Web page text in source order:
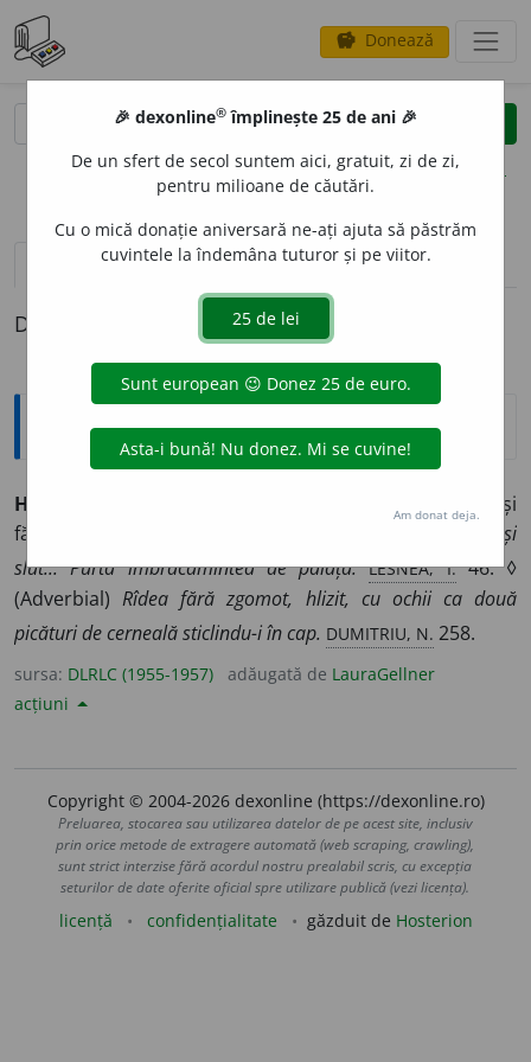
savings Donează
clear
opțiuni
definiții (1)
Definiția cu ID-ul 911725:
Explicative DEX
HLIZ
(Regional, rar) Care rîde mult și
fără rost, prostește; care se schimonosește.
Hlizit și
slut... Purta îmbrăcămintea de paiață. LESNEA, I.46. ◊
(Adverbial)Rîdea fără zgomot, hlizit, cu ochii ca două
picături de cerneală sticlindu-i în cap. DUMITRIU, N. 258.
sursa: DLRLC (1955-1957) adăugată de LauraGellner
acțiuni
Copyright © 2004-2026 dexonline (https://dexonline.ro)
Preluarea, stocarea sau utilizarea datelor de pe acest site, inclusiv
prin orice metode de extragere automată (web scraping, crawling),
sunt strict interzise fără acordul nostru prealabil scris, cu excepția
seturilor de date oferite oficial spre utilizare publică (vezi licența).
licență confidențialitate găzduit de Hosterion
🎉 dexonline® împlinește 25 de ani 🎉
De un sfert de secol suntem aici, gratuit, zi de zi,
pentru milioane de căutări.
Cu o mică donație aniversară ne-ați ajuta să păstrăm
cuvintele la îndemâna tuturor și pe viitor.
Am donat deja.